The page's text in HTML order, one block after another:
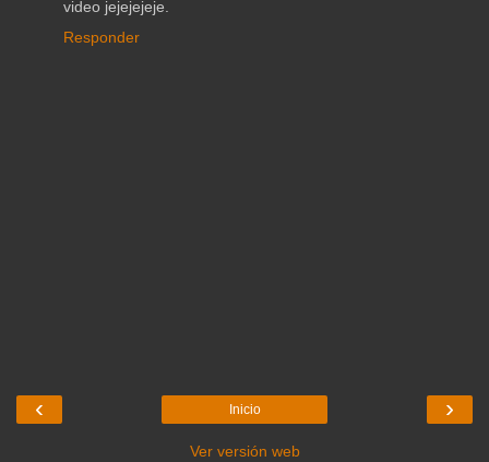
video jejejejeje.
Responder
‹ ›
Inicio
Ver versión web